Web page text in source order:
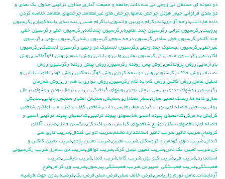
دو نمونه اي مستقل,تي زوجي,تي سه دانت,جامعه و جميعت آماري,جداول تركيبي,جدول يك بعدي و
دو بعدي فراواني,جيمز هوئل,چرخش عاملها,چرخش هاي غيرمتعامد,چرخشهاي متعامد,خلاصه كردن
داده ها,دانت,درجه آزادي,دندوگرام,دوربين واتسون,دياگرام مسير ,رتبه بندي پاسخگويان,رگرسيون
پروبيت,رگرسيون تواني,رگرسيون چند متغيره,رگرسيون چندگانه,رگرسيون خطي,رگرسيون خطي
چند گانه,رگرسيون خطي ساده,رگرسيون درجه سوم,رگرسيون رشد,رگرسيون سهمي,رگرسيون
غيرخطي,رگرسيون لجستيك چند وجهي,رگرسيون لجستيك دو وجهي,رگرسيون لجستيک,رگرسيون
لگاريتمي,رگرسيون منحني s ,رگرسيون نمايي,روايي و پايايي,روش ابليمن,روش اكوآماكس,روش
بازآزمايي,روش پروماكس,روش پس رونده رگرسيون,روش پيش رونده رگرسيون,روش
تصنيف,روش حذف رگرسيون,روش دو نيمه كردن,روش كوآرتيماكس,روش كودرتفاوت پايايي و
تحليل عامل,روش گاتمن,روش گام به گام رگرسيون,روش موازي يا هم ارز ,روش همزمان
رگرسيون,روشهاي عددي بررسي نرمال بودن,روشهاي گرافيكي بررسي نرمال بودن,روشهاي نرمال
سازي داده ها,ريسك نسبي,سازه,سطح معناداري,سنجش,سنجش اعتبار ,سنجش پايايي,سنجش
روايي,سنجش فاصله اي,سورت كردن متغيرها,سي دانت,شاخص كفايت كيزر-مير-اولكين,شاخص
گرايش به مركز ,شاخصهاي پيوند اسمي,شاخصهاي پيوند ترتيبي,شاخصهاي پيوند تركيبي اسمي و
فاصله اي,شاخصهاي شكل توزيع,شاخصهاي گرايش به پراكندگي,شكستن فايل,ضريب آلفاي
کرونباخ,ضريب تاثير ,ضريب تاثير استانتدارد نشده,ضريب تاو بي كندال,ضريب تاوي سي
كندال,ضريب تاوي گودمن و كروسكال,ضريب تعيين,ضريب تعيين پژدو,ضريب تعيين كاكس و
نل,ضريب تعيين مك نادن,ضريب تعيين نيجل كرك,ضريب توافق,ضريب دي سامرز ,ضريب رگرسيوني
استاندارد,ضريب في,ضريب كيو يول,ضريب گاما,ضريب لاندا,ضريب نايقيني,ضريب
همبستگي,ضريب همبستگي اسپيرمن,ضريب همبستگي پيرسون,ضريب وي كرامر ,طرح
آزمايشات,عامل تورم واريانس,فرض خالف صفر ,فرض صفر ,فرض يك,فرضيه بدون جهت,فرضيه